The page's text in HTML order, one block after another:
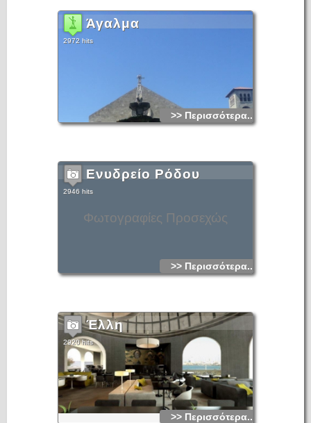
Άγαλμα
2972 hits
>> Περισσότερα...
Φωτογραφίες Προσεχώς
Ενυδρείο Ρόδου
2946 hits
>> Περισσότερα...
Έλλη
2920 hits
>> Περισσότερα...